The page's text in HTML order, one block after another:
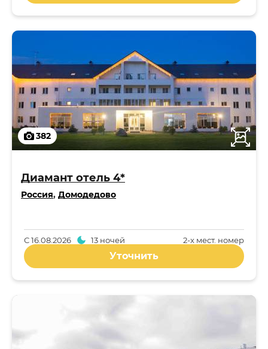
382
Диамант отель 4*
Россия, Домодедово
2-x мест. номер
С16.08.2026 13 ночей
Уточнить